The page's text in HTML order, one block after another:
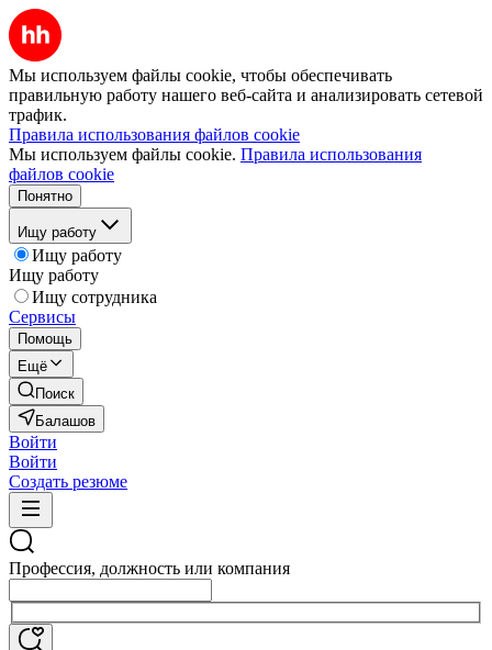
Мы используем файлы cookie, чтобы обеспечивать
правильную работу нашего веб-сайта и анализировать сетевой
трафик.
Правила использования файлов cookie
Мы используем файлы cookie. Правила использования
файлов cookie
Понятно
Ищу работу
Ищу работу
Ищу работу
Ищу сотрудника
Сервисы
Помощь
Ещё
Поиск
Балашов
Войти
Войти
Создать резюме
Профессия, должность или компания